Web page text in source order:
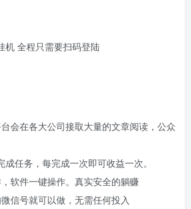
机 全程只需要扫码登陆
会在各大公司接取大量的文章阅读，公众
任务，每完成一次即可收益一次。
软件一键操作。真实安全的躺赚
信号就可以做，无需任何投入